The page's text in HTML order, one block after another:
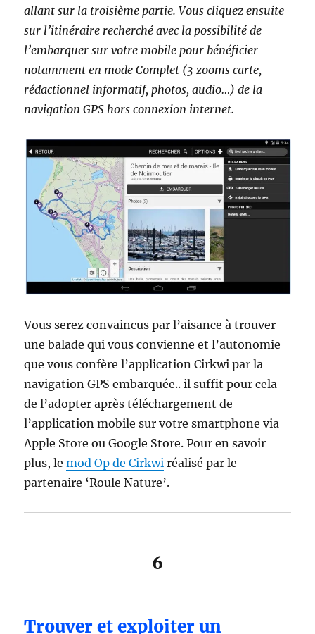
allant sur la troisième partie. Vous cliquez ensuite
sur l’itinéraire recherché avec la possibilité de
l’embarquer sur votre mobile pour bénéficier
notamment en mode Complet (3 zooms carte,
rédactionnel informatif, photos, audio…) de la
navigation GPS hors connexion internet.
Vous serez convaincus par l’aisance à trouver
une balade qui vous convienne et l’autonomie
que vous confère l’application Cirkwi par la
navigation GPS embarquée.. il suffit pour cela
de l’adopter après téléchargement de
l’application mobile sur votre smartphone via
Apple Store ou Google Store. Pour en savoir
plus, lemod Op de Cirkwi réalisé par le
partenaire ‘Roule Nature’.
6
Trouver et exploiter un